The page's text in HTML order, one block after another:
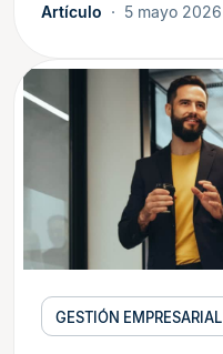
Artículo 5 mayo 2026
GESTIÓN EMPRESARIAL